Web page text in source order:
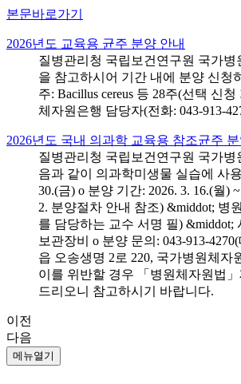
본문바로가기
2026년도 교육용 균주 분양 안내
질병관리청 국립보건연구원 국가
을 참고하시어 기간 내에 분양 신청
주: Bacillus cereus 등 28주(선택 신
체자원은행 담당자(전화: 043-913-
2026년도 국내 의과학 교육용 참조균주 분
질병관리청 국립보건연구원 국가
음과 같이 의과학미생물 실습에 사
30.(금) o 분양 기간: 2026. 3. 16.(월
2. 분양절차 안내 참조) &middot; 병
를 담당하는 교수 서명 필)
보관장비 o 분양 문의: 043-913-
읍 오송생명 2로 220, 국가병원체
이를 위반할 경우 「병원체자원법
드리오니 참고하시기 바랍니다.
이전
다음
메뉴열기